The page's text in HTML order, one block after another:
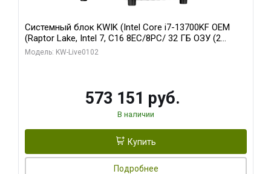
Системный блок KWIK (Intel Core i7-13700KF OEM
(Raptor Lake, Intel 7, C16 8EC/8PC/ 32 ГБ ОЗУ (2
модуля)/ Afox RTX4090 24GB GDDR6X 384-Bit 3xDP
Модель: KW-Live0102
573 151 руб.
В наличии
Купить
Подробнее